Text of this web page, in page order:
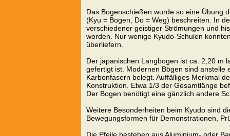
Das Bogenschießen wurde so eine Übung
(Kyu = Bogen, Do = Weg) beschreiten. In
verschiedener geistiger Strömungen und
worden. Nur wenige Kyudo-Schulen
überliefern.
Der japanischen Langbogen ist ca. 2,20 m
gefertigt ist. Modernen Bögen sind
Karbonfasern belegt. Auffälliges Merkmal
Konstruktion. Etwa 1/3 der Gesamtlänge
Der Bogen benötigt eine gänzlich andere
Weitere Besonderheiten beim Kyudo sind
Bewegungsformen für Demonstrationen,